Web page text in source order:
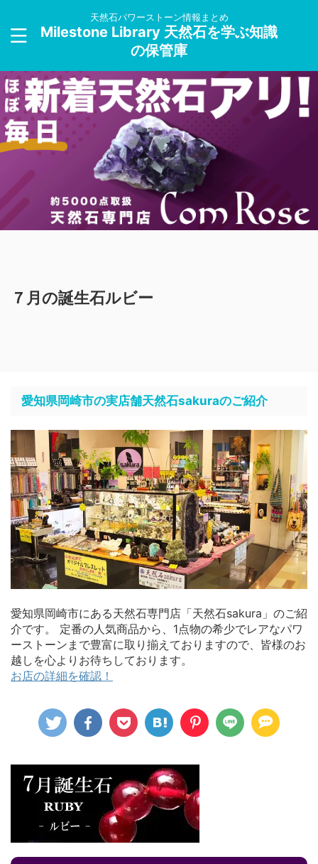
天然石パワーストーン情報まとめ
Milestone Library 天然石を学ぶ知識
の保管庫
７月の誕生石ルビー
愛知県岡崎市の実店舗天然石sakuraのご紹介
愛知県岡崎市にある天然石専門店「天然石sakura」のご紹
介です。 定番の人気商品から、1点物の希少でレアなパワ
ーストーンまで豊富に取り揃えておりますので、皆様のお
越しを心よりお待ちしております。
お店の詳細を確認！